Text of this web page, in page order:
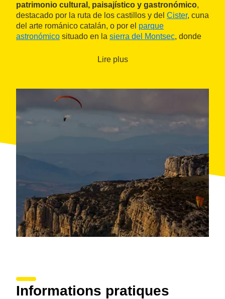
patrimonio cultural, paisajístico y gastronómico,
destacado por la ruta de los castillos y del Cister, cuna
del arte románico catalán, o por el parque
astronómico situado en la sierra del Montsec, donde
aventura como la espeleología o la escalada.
Lire plus
Informations pratiques